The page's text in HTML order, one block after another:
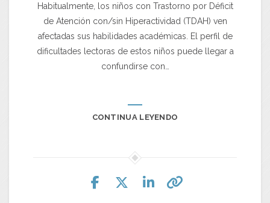
Habitualmente, los niños con Trastorno por Déficit
de Atención con/sin Hiperactividad (TDAH) ven
afectadas sus habilidades académicas. El perfil de
dificultades lectoras de estos niños puede llegar a
confundirse con…
CONTINUA LEYENDO